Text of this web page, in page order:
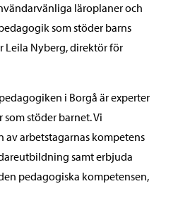
läroplaner och
som stöder barns
Leila Nyberg, direktör för
i Borgå är experter
stöder barnet. Vi
arbetstagarnas kompetens
samt erbjuda
pedagogiska kompetensen,